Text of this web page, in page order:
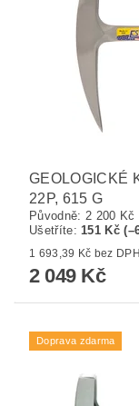
GEOLOGICKÉ
22P, 615 G
Původně: 2 200 Kč
Ušetříte: 151 Kč
1 693,39 Kč bez DPH
2 049 Kč
Doprava zdarma